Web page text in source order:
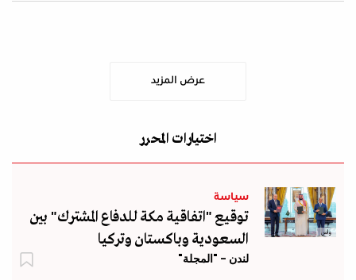
عرض المزيد
اختيارات المحرر
واس
سياسة
توقيع "اتفاقية مكة للدفاع المشترك" بين
السعودية وباكستان وتركيا
لندن - "المجلة"